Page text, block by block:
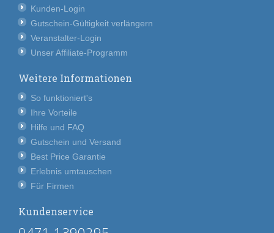
Kunden-Login
Gutschein-Gültigkeit verlängern
Veranstalter-Login
Unser Affiliate-Programm
Weitere Informationen
So funktioniert's
Ihre Vorteile
Hilfe und FAQ
Gutschein und Versand
Best Price Garantie
Erlebnis umtauschen
Für Firmen
Kundenservice